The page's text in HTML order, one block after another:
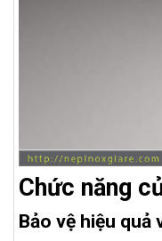
Chức năng
Bảo vệ hiệu